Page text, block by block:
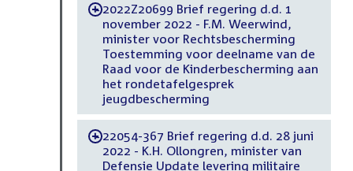
-2022Z20699 Brief regering d.d. 1
november 2022 - F.M. Weerwind,
minister voor Rechtsbescherming
Toestemming voor deelname van de
Raad voor de Kinderbescherming aan
het rondetafelgesprek
jeugdbescherming
-22054-367 Brief regering d.d. 28 juni
2022 - K.H. Ollongren, minister van
Defensie Update levering militaire